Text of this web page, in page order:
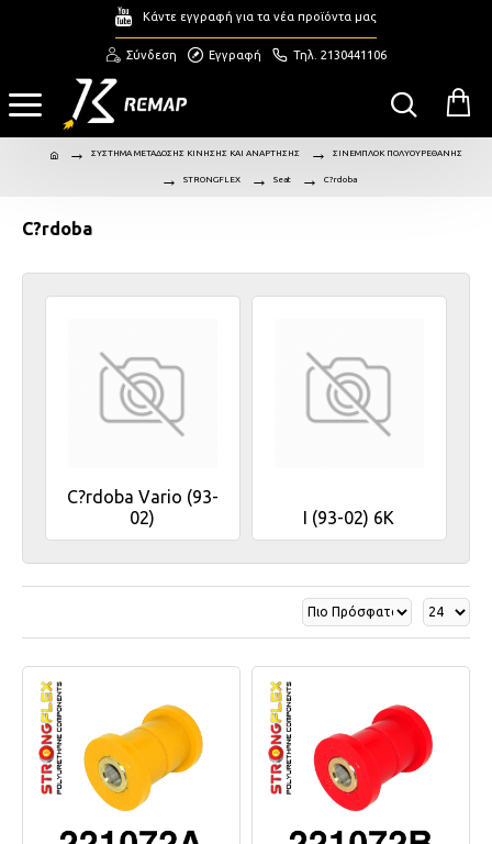
Κάντε εγγραφή για τα νέα προϊόντα μας
Σύνδεση Εγγραφή Τηλ. 2130441106
ΣΥΣΤΗΜΑ ΜΕΤΑΔΟΣΗΣ ΚΙΝΗΣΗΣ ΚΑΙ ΑΝΑΡΤΗΣΗΣ ΣΙΝΕΜΠΛΟΚ ΠΟΛΥΟΥΡΕΘΑΝΗΣ
STRONGFLEX Seat C?rdoba
C?rdoba
C?rdoba Vario (93-
02)
I (93-02) 6K